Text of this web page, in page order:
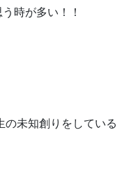
時が多い！！
未知創りをしている